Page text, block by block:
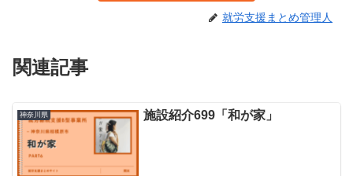
就労支援まとめ管理人
関連記事
神奈川県 施設紹介699「和が家」